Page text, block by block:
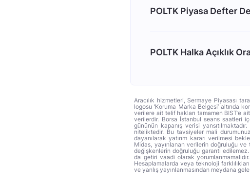
POLTK Piyasa Defter
POLTK Halka Açıklık
Aracılık hizmetleri, Sermaye Piyasası
logosu ‘Koruma Marka Belgesi’ altında
verilere ait telif hakları tamamen BIST’e
verilerdir. Borsa İstanbul seans saatleri
gününün kapanış verisi
niteliktedir. Bu tavsiyeler mali
dayanılarak yatırım kararı verilmesi
Midas, yayınlanan verilerin doğruluğu ve
değişkenlerin doğruluğu garanti edilemez.
da getiri vaadi olarak
Hesaplamalarda veya teknoloji
ve yanlış yayınlanmasından meydana